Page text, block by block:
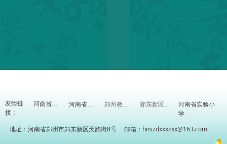
地址：河南省郑州市郑东新区天韵街8号 邮箱：hnszdxxxzxx@163.com
河南省实验小
学
郑东新区教体局
友情链
接：
郑州教育信息网
河南省教育厅 河南省教研室